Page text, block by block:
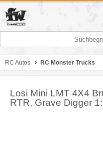
RC Autos RC Monster Trucks
Losi Mini LMT 4X4
RTR, Grave Digger